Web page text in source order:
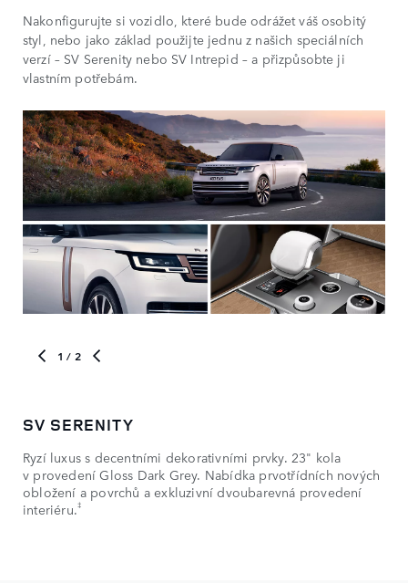
Nakonfigurujte si vozidlo, které bude odrážet váš osobitý
styl, nebo jako základ použijte jednu z našich speciálních
verzí – SV Serenity nebo SV Intrepid – a přizpůsobte ji
vlastním potřebám.
1 / 2
SV SERENITY
Ryzí luxus s decentními dekorativními prvky. 23" kola
v provedení Gloss Dark Grey. Nabídka prvotřídních nových
obložení a povrchů a exkluzivní dvoubarevná provedení
interiéru.‡